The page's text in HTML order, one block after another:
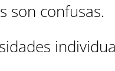
son confusas.